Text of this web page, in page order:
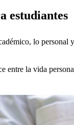
estudiantes
lo personal
entre la vida